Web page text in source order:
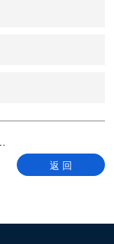
返 回